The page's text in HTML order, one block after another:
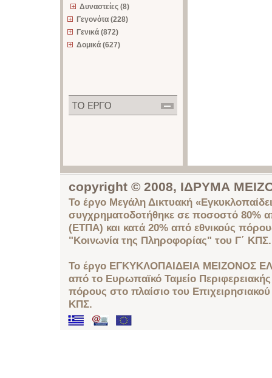
Δυναστείες (8)
Γεγονότα (228)
Γενικά (872)
Δομικά (627)
copyright © 2008, ΙΔΡΥΜΑ
Το έργο Μεγάλη Δικτυακή
συγχρηματοδοτήθηκε σε ποσοστό 80%
(ΕΤΠΑ) και κατά 20% από εθνικούς
"Κοινωνία της Πληροφορίας" του Γ΄ ΚΠΣ.
Το έργο ΕΓΚΥΚΛΟΠΑΙΔΕΙΑ ΜΕΙΖΟΝΟΣ
από το Ευρωπαϊκό Ταμείο
πόρους στο πλαίσιο του
ΚΠΣ.